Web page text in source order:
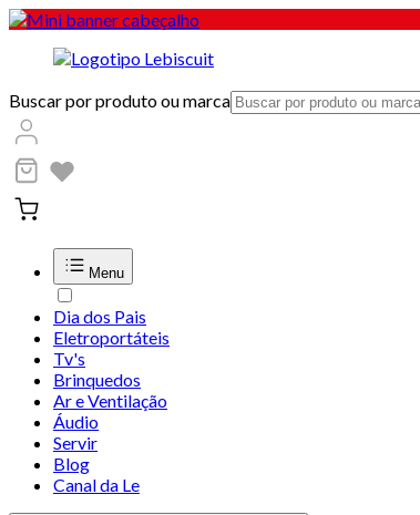
Buscar por produto ou marca
Menu
Dia dos Pais
Eletroportáteis
Tv's
Brinquedos
Ar e Ventilação
Áudio
Servir
Blog
Canal da Le